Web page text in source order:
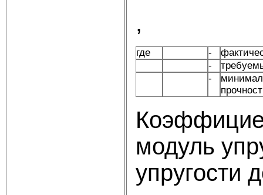
,
где -
-
-
модуль
упругости